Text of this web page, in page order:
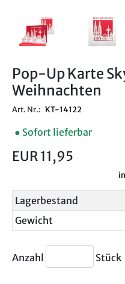
Pop-Up Karte
Weihnachten
Art. Nr.: KT-14122
● Sofort lieferbar
EUR 11,95
Lagerbestand
Gewicht
Anzahl Stück